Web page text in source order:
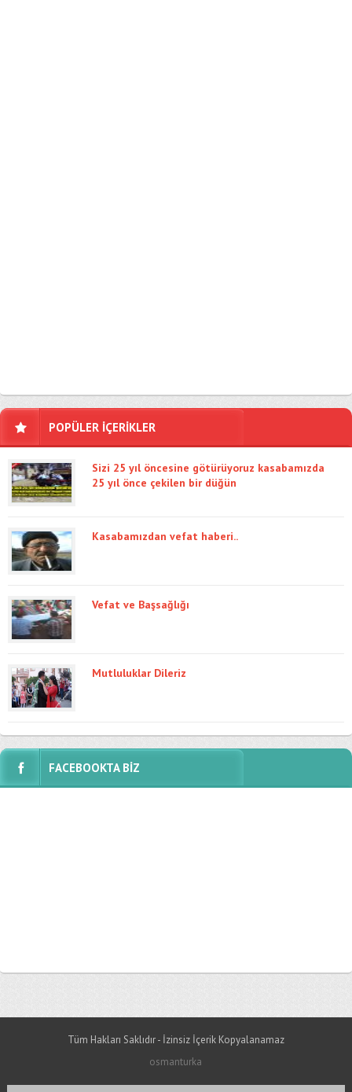
POPÜLER İÇERİKLER
Sizi 25 yıl öncesine götürüyoruz kasabamızda
25 yıl önce çekilen bir düğün
Kasabamızdan vefat haberi..
Vefat ve Başsağlığı
Mutluluklar Dileriz
FACEBOOKTA BİZ
Tüm Hakları Saklıdır - İzinsiz İçerik Kopyalanamaz
osmanturka